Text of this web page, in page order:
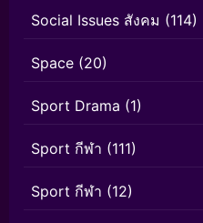
Social Issues สังคม (114)
Space (20)
Sport Drama (1)
Sport กีฬา (111)
Sport กีฬา (12)